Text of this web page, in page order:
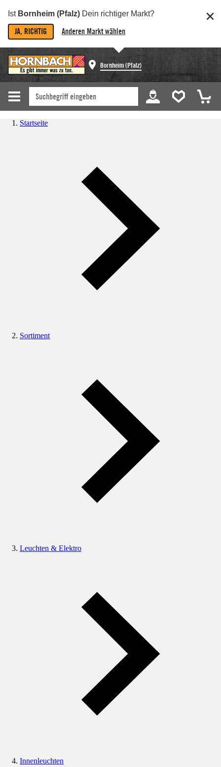
Ist Bornheim (Pfalz) Dein richtiger Markt?
JA, RICHTIG Anderen Markt wählen
Bornheim (Pfalz)
Startseite
Sortiment
Leuchten & Elektro
Innenleuchten